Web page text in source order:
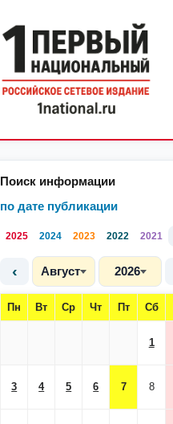
Поиск информации
по дате публикации
2025 2024 2023 2022 2021
‹ Август 2026
Пн Вт Ср Чт Пт Сб
1
3 4 5 6 7 8